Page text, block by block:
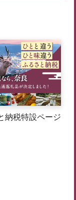
納税特設ページ